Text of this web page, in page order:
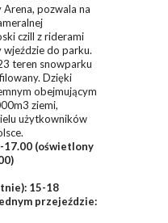
Arena, pozwala na
czill z riderami
wjeździe do parku.
teren snowparku
Dzięki
obejmującym
ziemi,
użytkowników
17.00 (oświetlony
15-18
przejeździe: